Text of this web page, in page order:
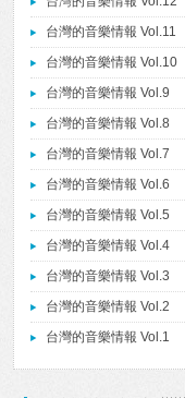
台灣的音樂情報 Vol.11
台灣的音樂情報 Vol.10
台灣的音樂情報 Vol.9
台灣的音樂情報 Vol.8
台灣的音樂情報 Vol.7
台灣的音樂情報 Vol.6
台灣的音樂情報 Vol.5
台灣的音樂情報 Vol.4
台灣的音樂情報 Vol.3
台灣的音樂情報 Vol.2
台灣的音樂情報 Vol.1